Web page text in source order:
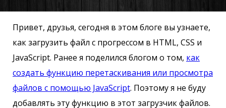
Привет, друзья, сегодня в этом блоге вы узнаете,
как загрузить файл с прогрессом в HTML, CSS и
JavaScript. Ранее я поделился блогом о том, как
создать функцию перетаскивания или просмотра
файлов с помощью JavaScript. Поэтому я не буду
добавлять эту функцию в этот загрузчик файлов.